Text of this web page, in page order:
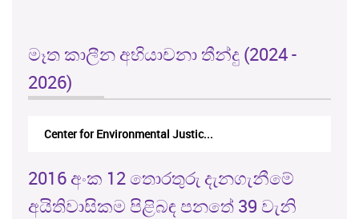
මෑත කාලීන අභියාචනා තීන්දු (2024 -
2026)
Center for Environmental Justic...
2016 අංක 12 තොරතුරු දැනගැනීමේ
අයිතිවාසිකම පිළිබඳ පනතේ 39 වැනි